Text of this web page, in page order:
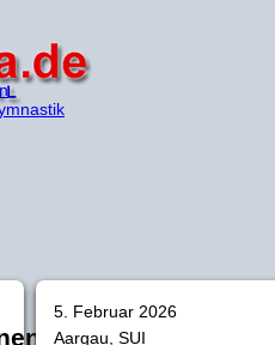
5. Februar 2026
Aargau, SUI